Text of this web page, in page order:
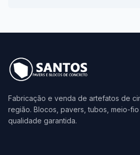
Fabricação e venda de artefatos de
região. Blocos, pavers, tubos, meio-fio
qualidade garantida.